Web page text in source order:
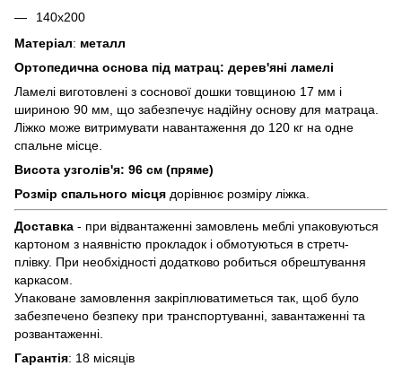
140х200
Матеріал: металл
Ортопедична основа під матрац: дерев'яні ламелі
Ламелі виготовлені з соснової дошки товщиною 17 мм і
шириною 90 мм, що забезпечує надійну основу для матраца.
Ліжко може витримувати навантаження до 120 кг на одне
спальне місце.
Висота узголів'я: 96 см (пряме)
Розмір спального місця дорівнює розміру ліжка.
Доставка - при відвантаженні замовлень меблі упаковуються
картоном з наявністю прокладок і обмотуються в стретч-
плівку. При необхідності додатково робиться обрештування
каркасом.
Упаковане замовлення закріплюватиметься так, щоб було
забезпечено безпеку при транспортуванні, завантаженні та
розвантаженні.
Гарантія: 18 місяців